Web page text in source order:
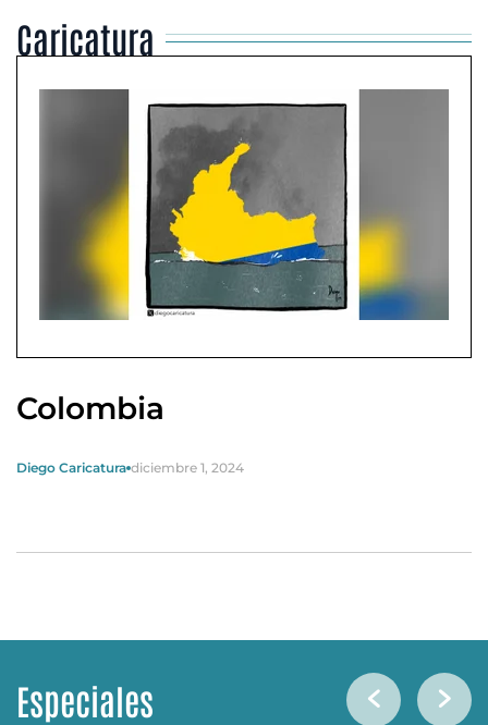
Caricatura
Colombia
Diego Caricatura diciembre 1, 2024
Especiales